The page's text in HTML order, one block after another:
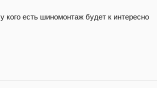
есть шиномонтаж будет к интересно